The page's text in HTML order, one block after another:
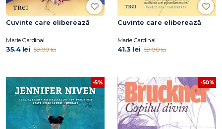
Cuvinte care eliberează
Marie Cardinal
35.4 lei 59.00 lei
Cuvinte care eliberează
Marie Cardinal
41.3 lei 59.00 lei
-5% -50%